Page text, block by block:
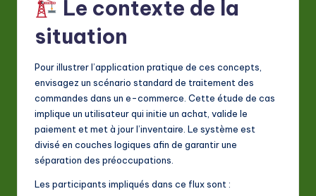
Le contexte de la
situation
Pour illustrer l’application pratique de ces concepts,
envisagez un scénario standard de traitement des
commandes dans un e-commerce. Cette étude de cas
implique un utilisateur qui initie un achat, valide le
paiement et met à jour l’inventaire. Le système est
divisé en couches logiques afin de garantir une
séparation des préoccupations.
Les participants impliqués dans ce flux sont :